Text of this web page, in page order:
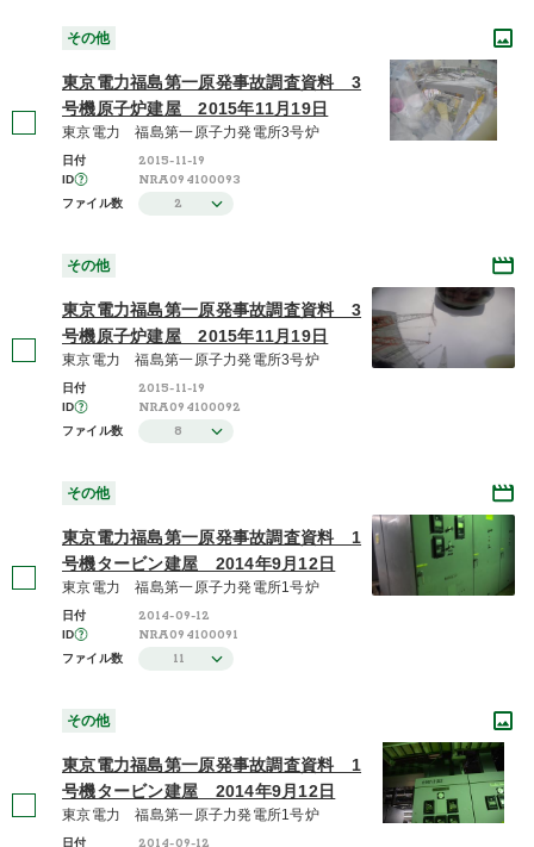
その他
東京電力福島第一原発事故調査資料 3
号機原子炉建屋 2015年11月19日
東京電力 福島第一原子力発電所3号炉
日付 2015-11-19
ID NRA094100093
ファイル数 2
その他
東京電力福島第一原発事故調査資料 3
号機原子炉建屋 2015年11月19日
東京電力 福島第一原子力発電所3号炉
日付 2015-11-19
ID NRA094100092
ファイル数 8
その他
東京電力福島第一原発事故調査資料 1
号機タービン建屋 2014年9月12日
東京電力 福島第一原子力発電所1号炉
日付 2014-09-12
ID NRA094100091
ファイル数 11
その他
東京電力福島第一原発事故調査資料 1
号機タービン建屋 2014年9月12日
東京電力 福島第一原子力発電所1号炉
日付 2014-09-12